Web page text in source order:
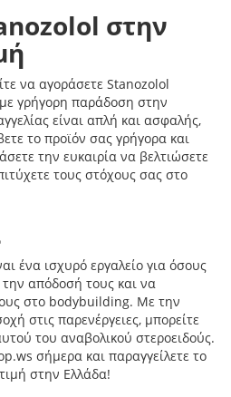
στην
να αγοράσετε Stanozolol
γρήγορη παράδοση στην
είναι απλή και ασφαλής,
το προϊόν σας γρήγορα και
την ευκαιρία να βελτιώσετε
τους στόχους σας στο
ένα ισχυρό εργαλείο για όσους
απόδοσή τους και να
στο bodybuilding. Με την
στις παρενέργειες, μπορείτε
του αναβολικού στεροειδούς.
σήμερα και παραγγείλετε το
στην Ελλάδα!